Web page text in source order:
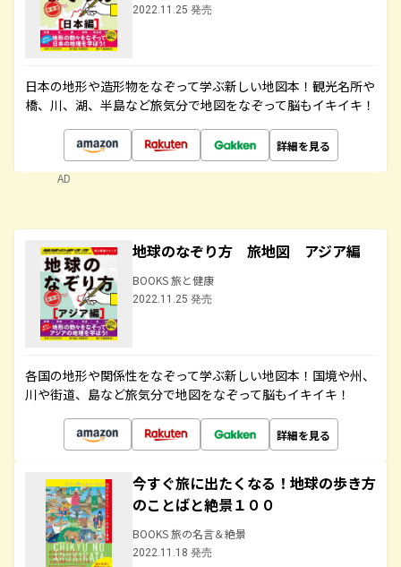
2022.11.25 発売
日本の地形や造形物をなぞって学ぶ新しい地図本！観光名所や
橋、川、湖、半島など旅気分で地図をなぞって脳もイキイキ！
詳細を見る
AD
地球のなぞり方 旅地図 アジア編
BOOKS 旅と健康
2022.11.25 発売
各国の地形や関係性をなぞって学ぶ新しい地図本！国境や州、
川や街道、島など旅気分で地図をなぞって脳もイキイキ！
詳細を見る
今すぐ旅に出たくなる！地球の歩き方
のことばと絶景１００
BOOKS 旅の名言＆絶景
2022.11.18 発売